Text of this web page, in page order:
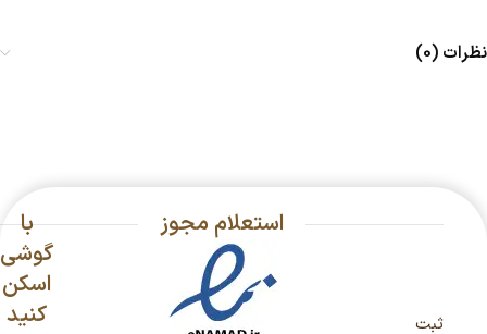
نظرات (0)
ثبت
استعلام مجوز
با
گوشی
اسکن
کنید